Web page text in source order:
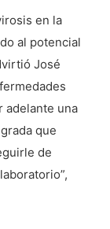
en la
al potencial
José
adelante una
que
de